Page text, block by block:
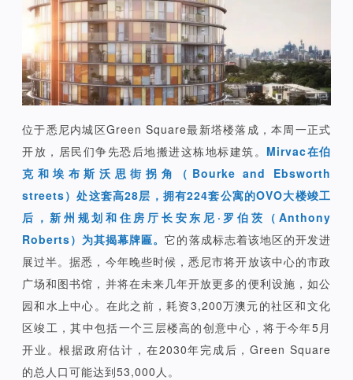
位于悉尼内城区Green Square最新塔楼落成，本周一正式
开放，居民们争先恐后地搬进这栋地标建筑。 Mirvac在伯
克和埃布斯沃思街拐角（Bourke and Ebsworth
streets）处这套高28层，拥有224套公寓的OVO大楼竣工
后，新州规划和住房厅长安东尼·罗伯茨（Anthony
Roberts）为其揭幕牌匾。它的落成标志着该地区的开发进
展过半。据悉，今年晚些时候，悉尼市将开放该中心的市政
广场和图书馆，并将在未来几年开放更多的便利设施，如公
园和水上中心。在此之前，耗资3,200万澳元的社区和文化
区竣工，其中包括一个三层楼高的创意中心，将于今年5月
开业。根据政府估计，在2030年完成后，Green Square
的总人口可能达到53,000人。